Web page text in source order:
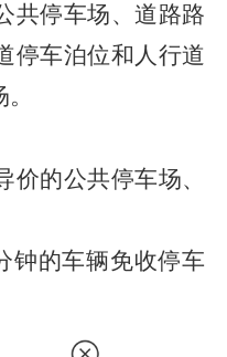
共停车场、道路路
停车泊位和人行道
价的公共停车场、
钟的车辆免收停车